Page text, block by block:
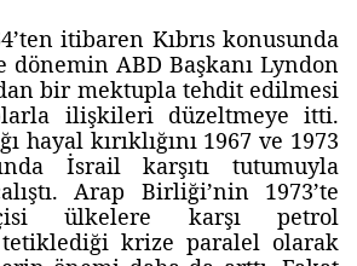
itibaren Kıbrıs konusunda
dönemin ABD Başkanı Lyndon
bir mektupla tehdit edilmesi
ilişkileri düzeltmeye itti.
hayal kırıklığını 1967 ve 1973
İsrail karşıtı tutumuyla
Arap Birliği’nin 1973’te
ülkelere karşı petrol
tetiklediği krize paralel olarak